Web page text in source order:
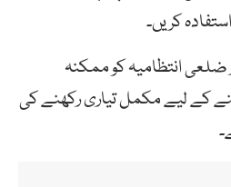
کریں۔
ضلعی انتظامیہ کو ممکنہ
کے لیے مکمل تیاری رکھنے کی